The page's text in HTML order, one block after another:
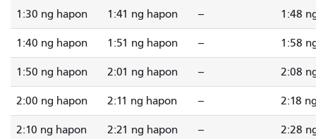
1:30 ng hapon 1:41 ng hapon -- 1:48
1:40 ng hapon 1:51 ng hapon -- 1:58
1:50 ng hapon 2:01 ng hapon -- 2:08
2:00 ng hapon 2:11 ng hapon -- 2:18
2:10 ng hapon 2:21 ng hapon -- 2:28